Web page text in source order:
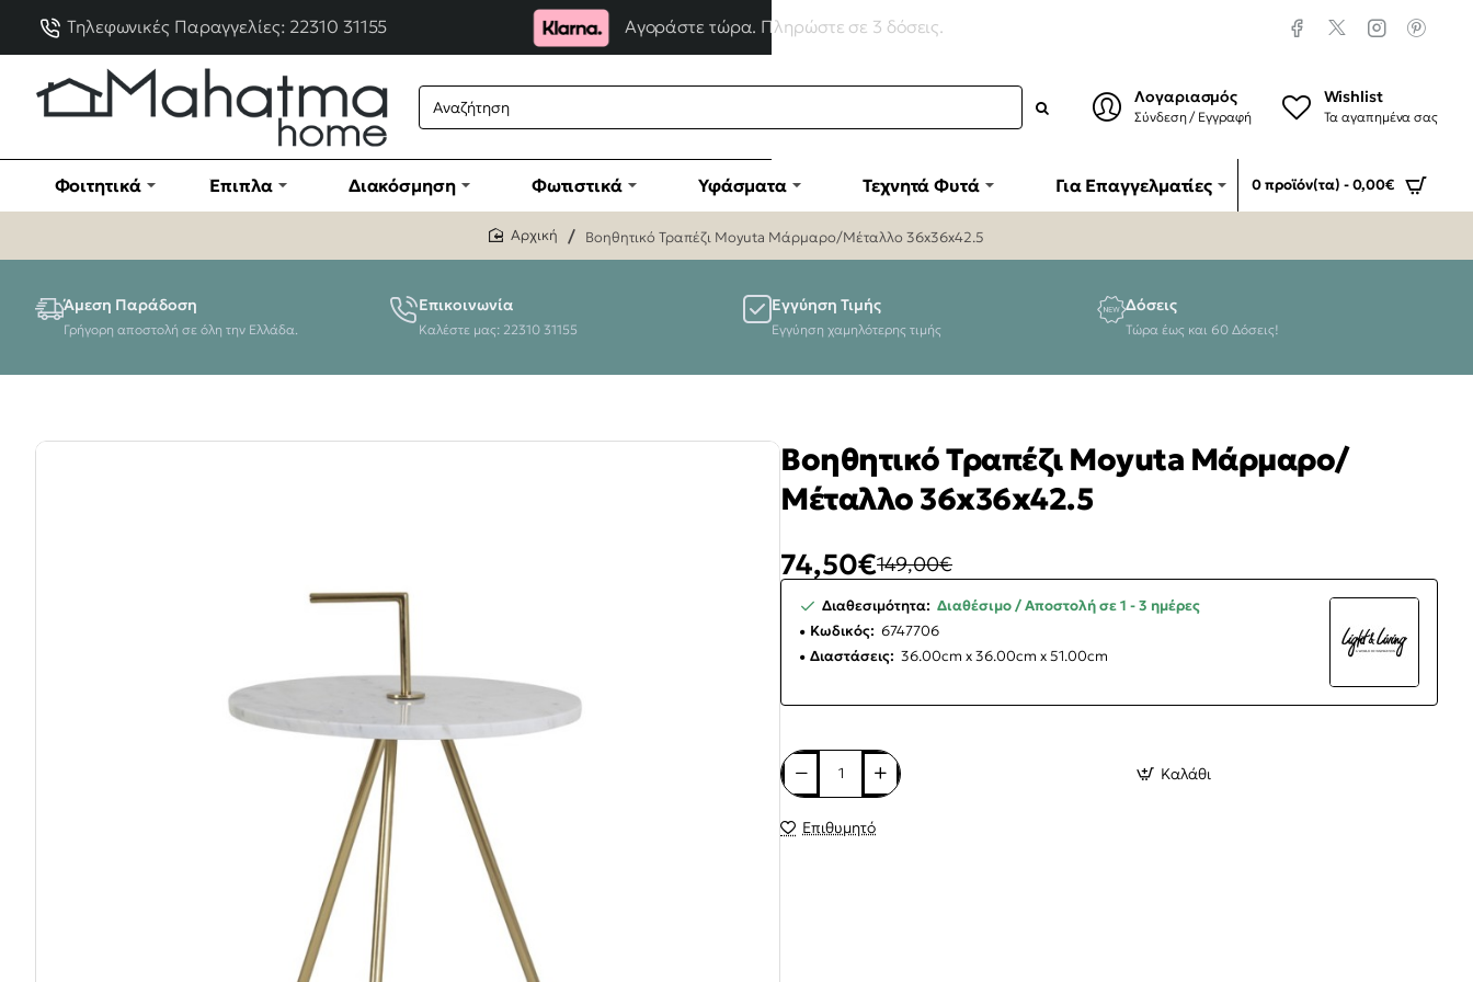
Τηλεφωνικές Παραγγελίες: 22310 31155 Αγοράστε τώρα. Πληρώστε σε 3 δόσεις.
Λογαριασμός
Σύνδεση / Εγγραφή
Wishlist
Τα αγαπημένα σας
Φοιτητικά Έπιπλα Διακόσμηση Φωτιστικά Υφάσματα Τεχνητά Φυτά Για Επαγγελματίες 0 προϊόν(τα) - 0,00€
Βοηθητικό Τραπέζι Moyuta Μάρμαρο/Μέταλλο 36x36x42.5
Άμεση Παράδοση
Γρήγορη αποστολή σε όλη την Ελλάδα.
Επικοινωνία
Καλέστε μας: 22310 31155
Εγγύηση Τιμής
Εγγύηση χαμηλότερης τιμής
Δόσεις
Τώρα έως και 60 Δόσεις!
Βοηθητικό Τραπέζι Moyuta Μάρμαρο/
Μέταλλο 36x36x42.5
74,50€149,00€
Διαθεσιμότητα: Διαθέσιμο / Αποστολή σε 1 - 3 ημέρες
Κωδικός: 6747706
Διαστάσεις: 36.00cm x 36.00cm x 51.00cm
Καλάθι
Επιθυμητό